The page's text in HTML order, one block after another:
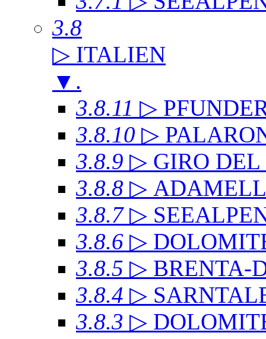
3.8
▷ ITALIEN
▼ .
3.8.11 ▷
3.8.10 ▷
3.8.9 ▷ GIRO
3.8.8 ▷
3.8.7 ▷
3.8.6 ▷
3.8.5 ▷ BRENTA-
3.8.4 ▷
3.8.3 ▷